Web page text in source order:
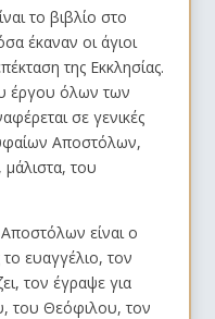
το βιβλίο στο
έκαναν οι άγιοι
της Εκκλησίας.
έργου όλων των
σε γενικές
Αποστόλων,
μάλιστα, του
είναι ο
ευαγγέλιο, τον
τον έγραψε για
του Θεόφιλου, τον